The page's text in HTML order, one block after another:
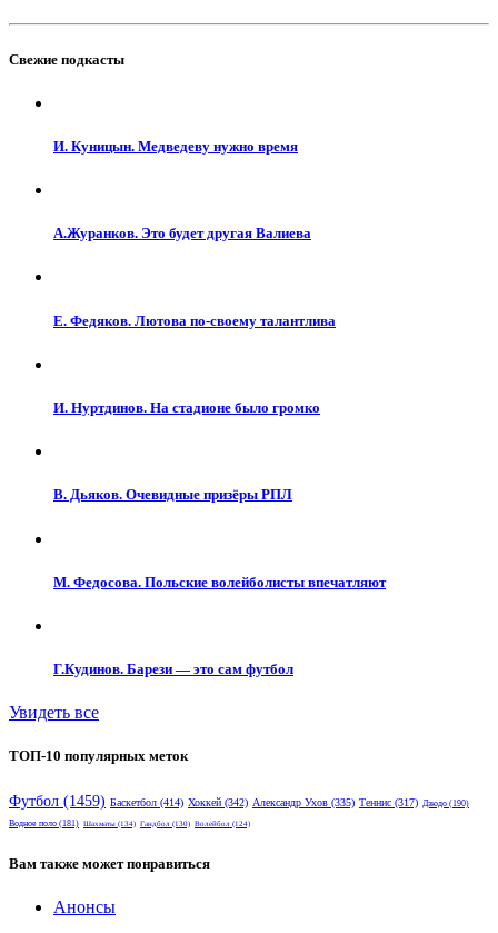
Свежие подкасты
И. Куницын. Медведеву нужно время
А.Журанков. Это будет другая Валиева
Е. Федяков. Лютова по-своему талантлива
И. Нуртдинов. На стадионе было громко
В. Дьяков. Очевидные призёры РПЛ
М. Федосова. Польские волейболисты впечатляют
Г.Кудинов. Барези — это сам футбол
Увидеть все
ТОП-10 популярных меток
Футбол (1459) Баскетбол (414) Хоккей (342) Александр Ухов (335) Теннис (317) Дзюдо (190)
Водное поло (181) Шахматы (134) Гандбол (130) Волейбол (124)
Вам также может понравиться
Анонсы